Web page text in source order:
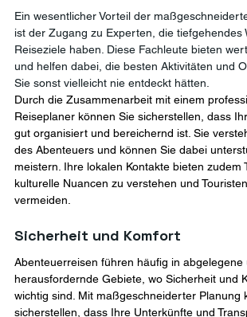
Ein wesentlicher Vorteil der
ist der Zugang zu Experten, die tiefgehendes
Reiseziele haben. Diese Fachleute bieten
und helfen dabei, die besten Aktivitäten und
Sie sonst vielleicht nie entdeckt hätten.
Durch die Zusammenarbeit mit einem
Reiseplaner können Sie sicherstellen, dass
gut organisiert und bereichernd ist. Sie
des Abenteuers und können Sie dabei
meistern. Ihre lokalen Kontakte bieten zudem
kulturelle Nuancen zu verstehen und
vermeiden.
Sicherheit und Komfort
Abenteuerreisen führen häufig in abgelegene
herausfordernde Gebiete, wo Sicherheit und
wichtig sind. Mit maßgeschneiderter Planung
sicherstellen, dass Ihre Unterkünfte und